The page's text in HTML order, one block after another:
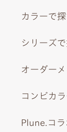
カラーで
シリーズ
オーダー
コンビカ
Plune.コ